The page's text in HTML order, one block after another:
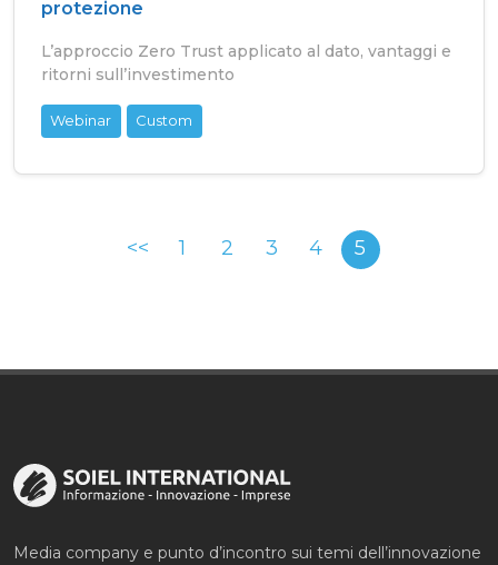
protezione
L’approccio Zero Trust applicato al dato, vantaggi e
ritorni sull’investimento
Webinar Custom
<< 1 2 3 4 5
Media company e punto d’incontro sui temi dell’innovazione